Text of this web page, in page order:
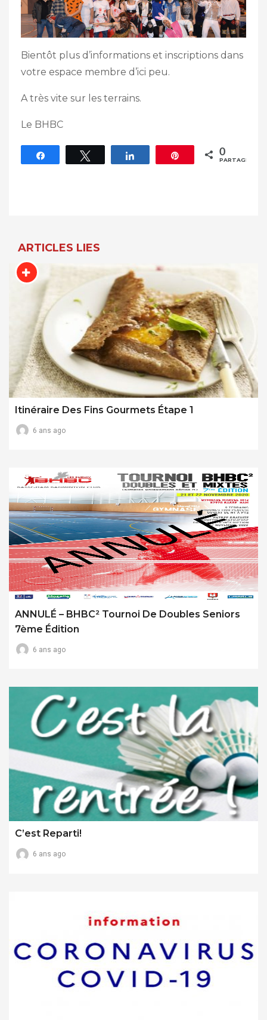
Bientôt plus d’informations et inscriptions dans
votre espace membre d’ici peu.
A très vite sur les terrains.
Le BHBC
Partagez Tweetez Partagez Épingle 0
PARTAGES
ARTICLES LIES
Itinéraire Des Fins Gourmets Étape 1
6 ans ago
ANNULÉ – BHBC² Tournoi De Doubles Seniors
7ème Édition
6 ans ago
C’est Reparti!
6 ans ago